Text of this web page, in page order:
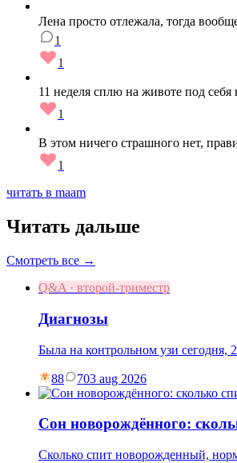
Лена просто отлежала, тогда
1
1
11 неделя сплю на животе под себя
1
В этом ничего страшного нет,
1
читать в maam
Читать дальше
Смотреть все →
Q&A · второй-триместр
Диагнозы
Была на контрольном узи сегодня,
88 703 aug 2026
Сон новорождённого:
Сколько спит новорожденный,